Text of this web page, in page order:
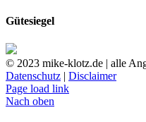
Gütesiegel
© 2023 mike-klotz.de | alle
Datenschutz | Disclaimer
Page load link
Nach oben